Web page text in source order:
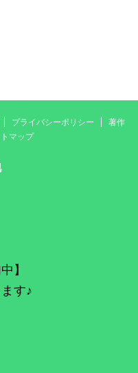
プライバシーポリシー
著作
マップ
】
す♪